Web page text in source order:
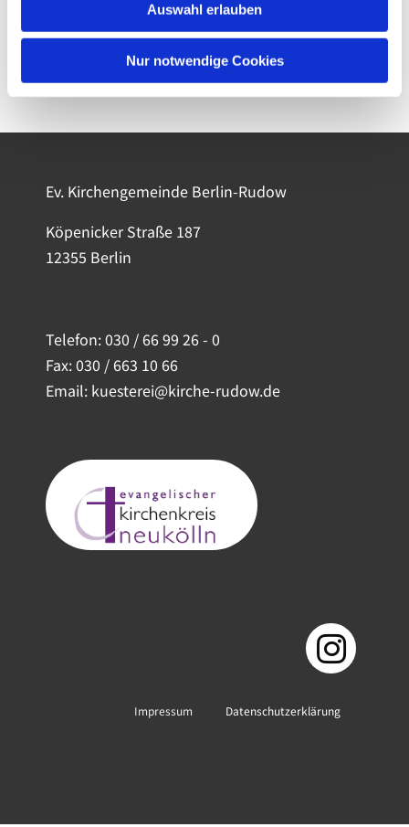
Auswahl erlauben
Nur notwendige Cookies
Ev. Kirchengemeinde Berlin-Rudow
Köpenicker Straße 187
12355 Berlin
Telefon:030 / 66 99 26 - 0
Fax: 030 / 663 10 66
Email: kuesterei@kirche-rudow.de
Impressum Datenschutzerklärung